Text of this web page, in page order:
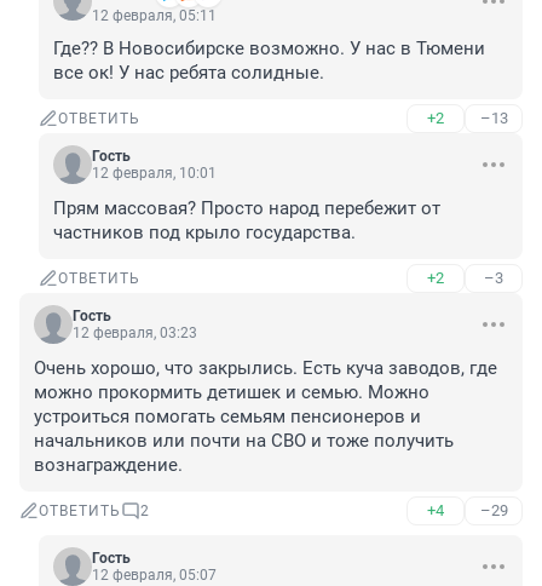
12 февраля, 05:11
Где?? В Новосибирске возможно. У нас в Тюмени
все ок! У нас ребята солидные.
ОТВЕТИТЬ +2 –13
Гость
12 февраля, 10:01
Прям массовая? Просто народ перебежит от
частников под крыло государства.
ОТВЕТИТЬ +2 –3
Гость
12 февраля, 03:23
Очень хорошо, что закрылись. Есть куча заводов, где
можно прокормить детишек и семью. Можно
устроиться помогать семьям пенсионеров и
начальников или почти на СВО и тоже получить
вознаграждение.
ОТВЕТИТЬ 2 +4 –29
Гость
12 февраля, 05:07